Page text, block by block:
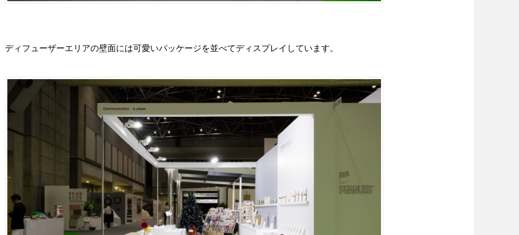
ディフューザーエリアの壁面には可愛いパッケージを並べてディスプレイしています。